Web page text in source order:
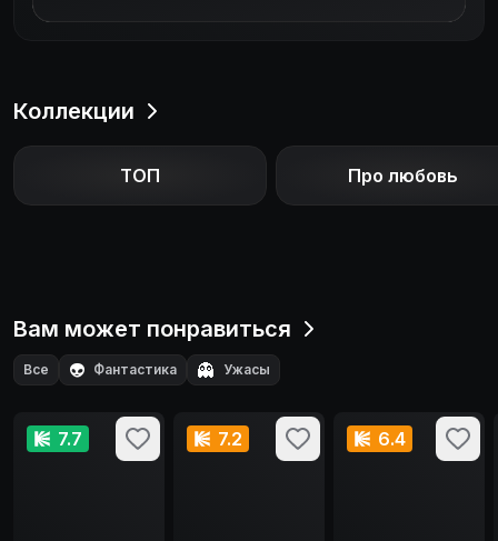
Коллекции
ТОП Про любовь
Вам может понравиться
Все 👽 Фантастика 👻 Ужасы
7.7 7.2 6.4